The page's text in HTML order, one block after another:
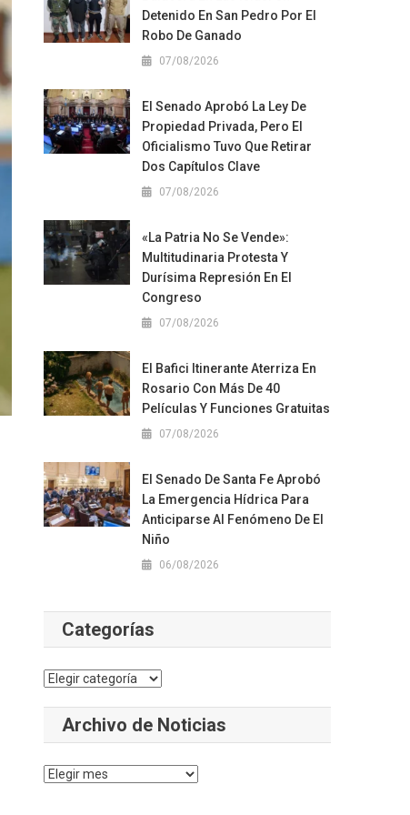
Detenido En San Pedro Por El
Robo De Ganado
07/08/2026
El Senado Aprobó La Ley De
Propiedad Privada, Pero El
Oficialismo Tuvo Que Retirar
Dos Capítulos Clave
07/08/2026
«La Patria No Se Vende»:
Multitudinaria Protesta Y
Durísima Represión En El
Congreso
07/08/2026
El Bafici Itinerante Aterriza En
Rosario Con Más De 40
Películas Y Funciones Gratuitas
07/08/2026
El Senado De Santa Fe Aprobó
La Emergencia Hídrica Para
Anticiparse Al Fenómeno De El
Niño
06/08/2026
Categorías
Categorías
Archivo de Noticias
Archivo